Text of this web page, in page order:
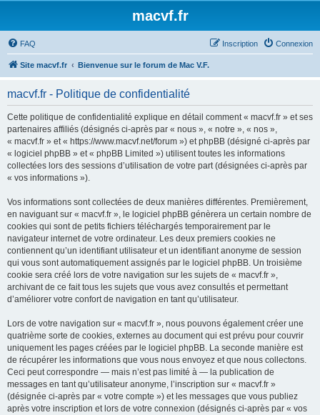
macvf.fr
FAQ Connexion
Inscription
Site macvf.fr Bienvenue sur le forum de Mac V.F.
macvf.fr - Politique de confidentialité
Cette politique de confidentialité explique en détail comment « macvf.fr » et ses
partenaires affiliés (désignés ci-après par « nous », « notre », « nos »,
« macvf.fr » et « https://www.macvf.net/forum ») et phpBB (désigné ci-après par
« logiciel phpBB » et « phpBB Limited ») utilisent toutes les informations
collectées lors des sessions d’utilisation de votre part (désignées ci-après par
« vos informations »).
Vos informations sont collectées de deux manières différentes. Premièrement,
en naviguant sur « macvf.fr », le logiciel phpBB génèrera un certain nombre de
cookies qui sont de petits fichiers téléchargés temporairement par le
navigateur internet de votre ordinateur. Les deux premiers cookies ne
contiennent qu’un identifiant utilisateur et un identifiant anonyme de session
qui vous sont automatiquement assignés par le logiciel phpBB. Un troisième
cookie sera créé lors de votre navigation sur les sujets de « macvf.fr »,
archivant de ce fait tous les sujets que vous avez consultés et permettant
d’améliorer votre confort de navigation en tant qu’utilisateur.
Lors de votre navigation sur « macvf.fr », nous pouvons également créer une
quatrième sorte de cookies, externes au document qui est prévu pour couvrir
uniquement les pages créées par le logiciel phpBB. La seconde manière est
de récupérer les informations que vous nous envoyez et que nous collectons.
Ceci peut correspondre — mais n’est pas limité à — la publication de
messages en tant qu’utilisateur anonyme, l’inscription sur « macvf.fr »
(désignée ci-après par « votre compte ») et les messages que vous publiez
après votre inscription et lors de votre connexion (désignés ci-après par « vos